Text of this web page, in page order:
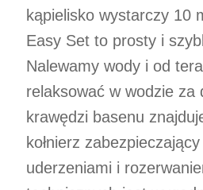
kąpielisko wystarczy 10
Easy Set to prosty i
Nalewamy wody i od
relaksować w wodzie za
krawędzi basenu
kołnierz
uderzeniami i